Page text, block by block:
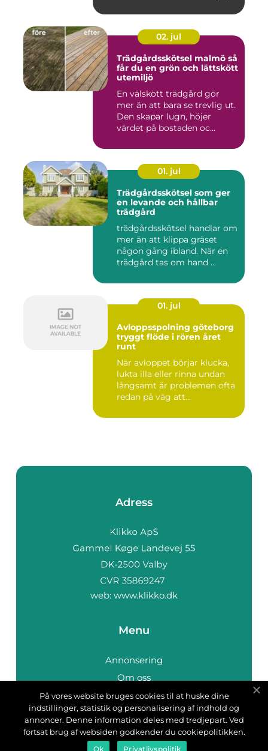
02. jul
Trädgårdsskötsel malmö så
får du en grön och lättskött
utemiljö
En välskött trädgård gör
mer än att bara se trevlig ut.
Den skapar lugn, höjer
värdet på bostaden oc...
01. jul
Trädgårdsskötsel som ger
en levande och hållbar
trädgård
trädgårdsskötsel handlar om
mer än att klippa gräset
någon gång ibland. När en
trädgård tas om hand ...
01. jul
Avloppsspolning göteborg
tryggt flöde i rören året
runt
När avloppet börjar klucka,
lukta illa eller rinna undan
långsamt är problemen ofta
redan på väg att...
Adress
web: www.klikko.dk
Menu
Annonsering
Om oss
Cookies
Kontakta oss
Sitemap
På vores website bruges cookies til at huske dine
indstillinger, statistik og personalisering af indhold og
annoncer. Denne information deles med tredjepart. Ved
fortsat brug af websiden godkender du cookiepolitikken.
Ok Privatlivspolitik